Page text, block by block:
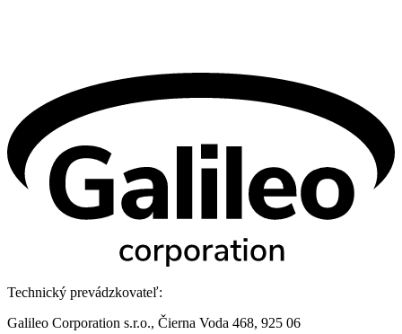
Technický prevádzkovateľ:
Galileo Corporation s.r.o., Čierna Voda 468, 925 06